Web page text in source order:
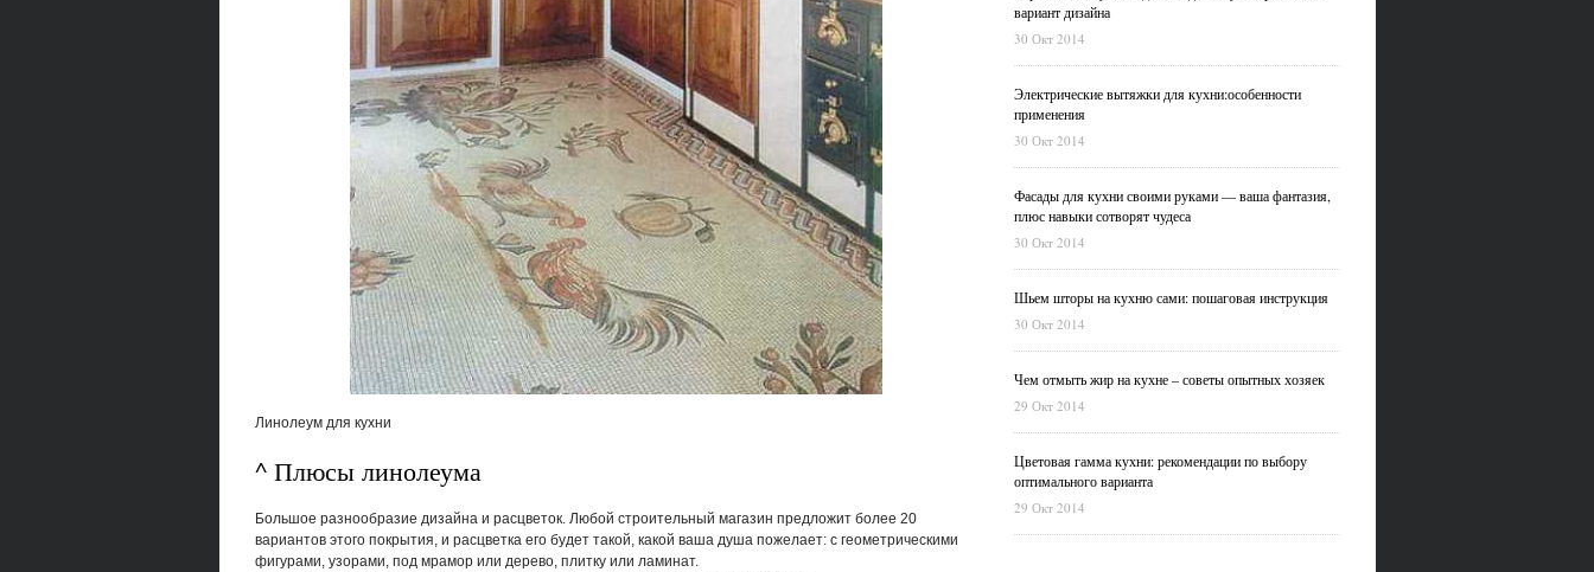
Линолеум для кухни
^ Плюсы линолеума
Большое разнообразие дизайна и расцветок. Любой строительный магазин предложит более 20
вариантов этого покрытия, и расцветка его будет такой, какой ваша душа пожелает: с геометрическими
фигурами, узорами, под мрамор или дерево, плитку или ламинат.
вариант дизайна
30 Окт 2014
Электрические вытяжки для кухни:особенности
применения
30 Окт 2014
Фасады для кухни своими руками — ваша фантазия,
плюс навыки сотворят чудеса
30 Окт 2014
Шьем шторы на кухню сами: пошаговая инструкция
30 Окт 2014
Чем отмыть жир на кухне – советы опытных хозяек
29 Окт 2014
Цветовая гамма кухни: рекомендации по выбору
оптимального варианта
29 Окт 2014